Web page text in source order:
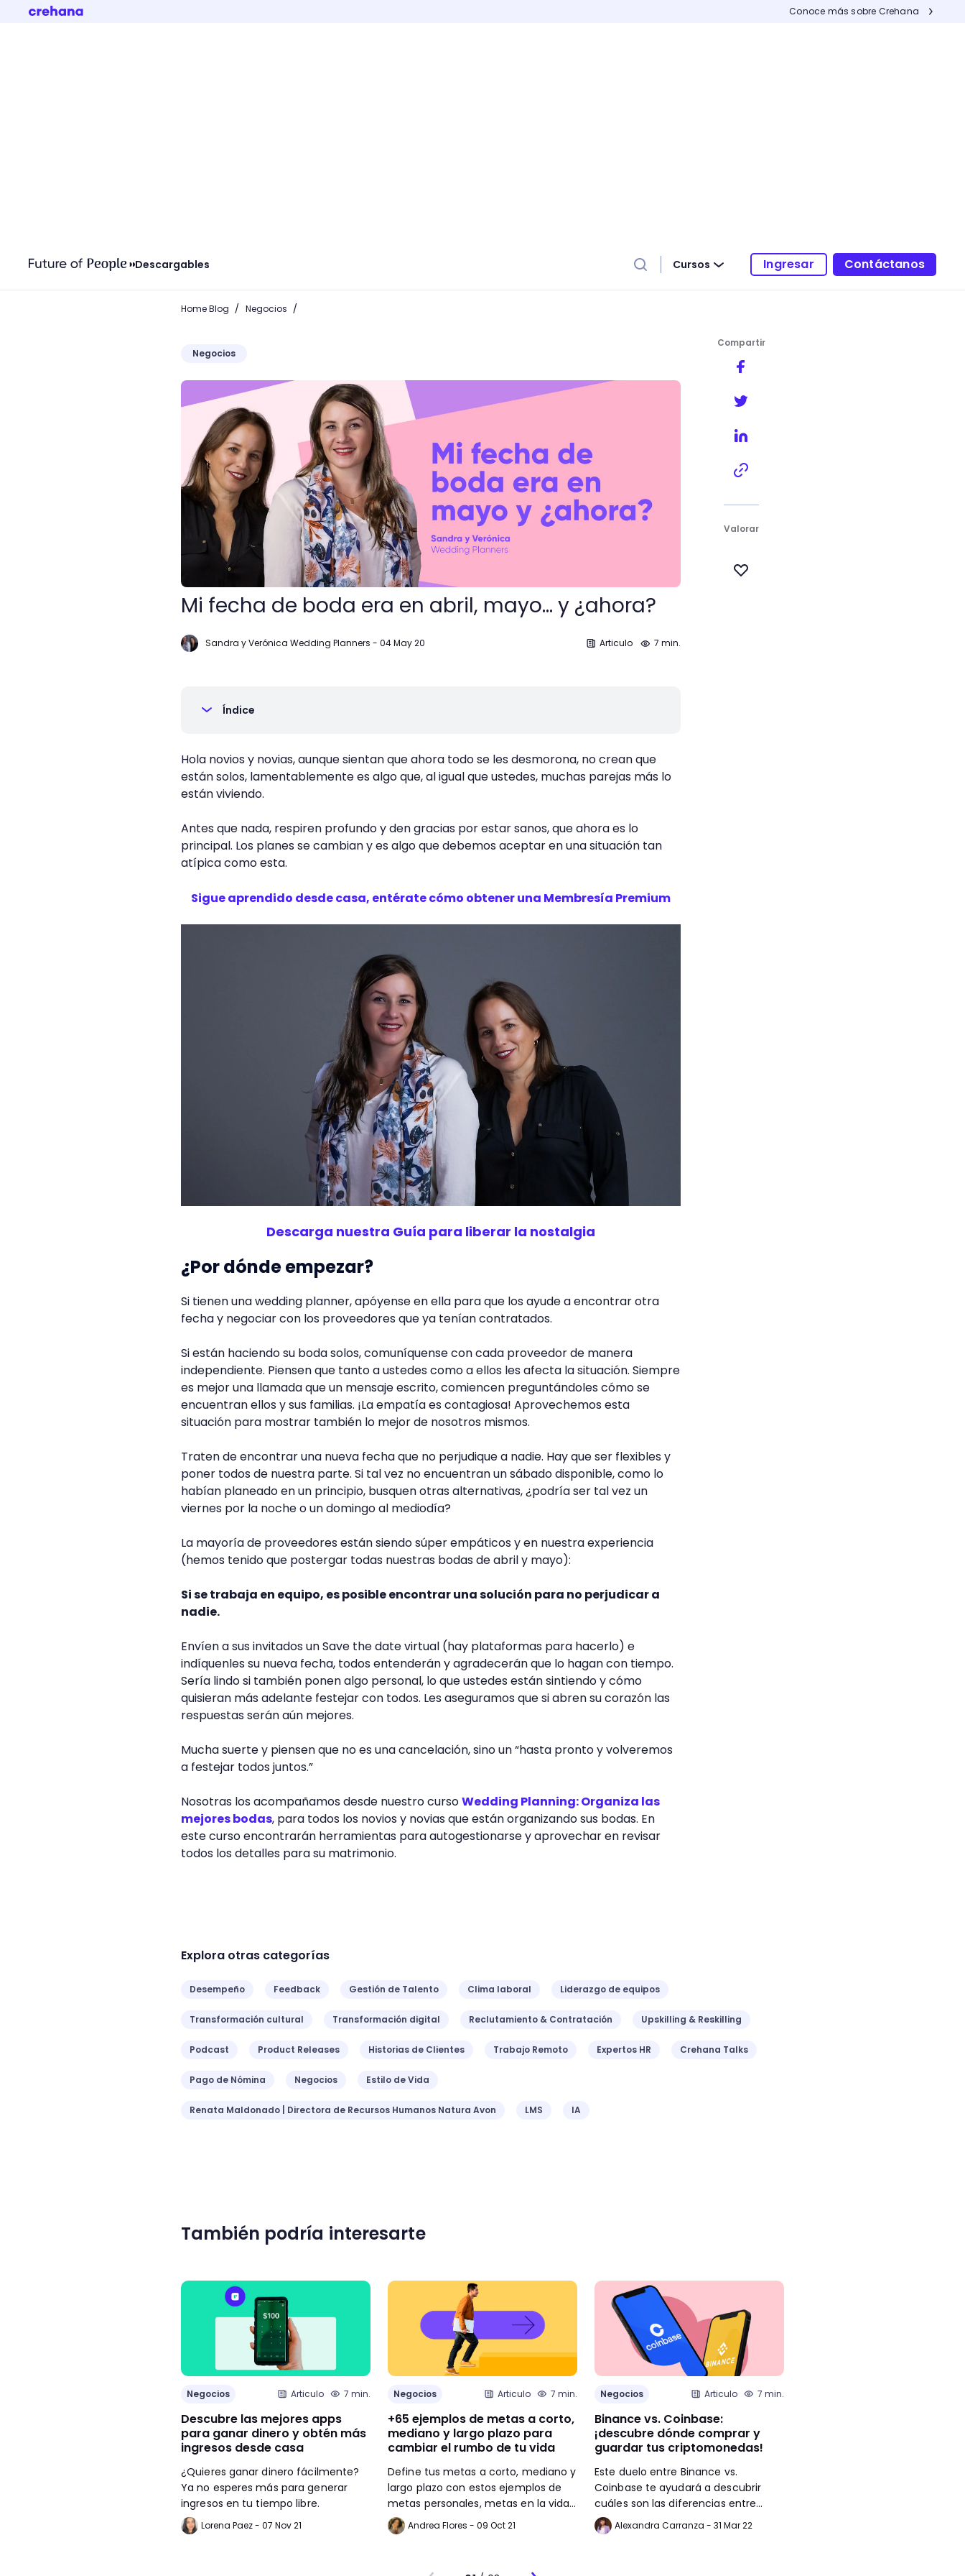
Conoce más sobre Crehana
Descargables Cursos Ingresar Contáctanos
Home Blog / Negocios /
Negocios
Mi fecha de boda era en abril, mayo… y ¿ahora?
Mi fecha de boda era en abril, mayo… y ¿ahora?
Sandra y Verónica Wedding Planners - 04 May 20 Articulo 7 min.
Índice
Hola novios y novias, aunque sientan que ahora todo se les desmorona, no crean que
están solos, lamentablemente es algo que, al igual que ustedes, muchas parejas más lo
están viviendo.
Antes que nada, respiren profundo y den gracias por estar sanos, que ahora es lo
principal. Los planes se cambian y es algo que debemos aceptar en una situación tan
atípica como esta.
Sigue aprendido desde casa, entérate cómo obtener una Membresía Premium
Descarga nuestra Guía para liberar la nostalgia
¿Por dónde empezar?
Si tienen una wedding planner, apóyense en ella para que los ayude a encontrar otra
fecha y negociar con los proveedores que ya tenían contratados.
Si están haciendo su boda solos, comuníquense con cada proveedor de manera
independiente. Piensen que tanto a ustedes como a ellos les afecta la situación. Siempre
es mejor una llamada que un mensaje escrito, comiencen preguntándoles cómo se
encuentran ellos y sus familias. ¡La empatía es contagiosa! Aprovechemos esta
situación para mostrar también lo mejor de nosotros mismos.
Traten de encontrar una nueva fecha que no perjudique a nadie. Hay que ser flexibles y
poner todos de nuestra parte. Si tal vez no encuentran un sábado disponible, como lo
habían planeado en un principio, busquen otras alternativas, ¿podría ser tal vez un
viernes por la noche o un domingo al mediodía?
La mayoría de proveedores están siendo súper empáticos y en nuestra experiencia
(hemos tenido que postergar todas nuestras bodas de abril y mayo):
Si se trabaja en equipo, es posible encontrar una solución para no perjudicar a
nadie.
Envíen a sus invitados un Save the date virtual (hay plataformas para hacerlo) e
indíquenles su nueva fecha, todos entenderán y agradecerán que lo hagan con tiempo.
Sería lindo si también ponen algo personal, lo que ustedes están sintiendo y cómo
quisieran más adelante festejar con todos. Les aseguramos que si abren su corazón las
respuestas serán aún mejores.
Mucha suerte y piensen que no es una cancelación, sino un “hasta pronto y volveremos
a festejar todos juntos.”
Nosotras los acompañamos desde nuestro cursoWedding Planning: Organiza las
mejores bodas, para todos los novios y novias que están organizando sus bodas. En
este curso encontrarán herramientas para autogestionarse y aprovechar en revisar
todos los detalles para su matrimonio.
Compartir
Valorar
Explora otras categorías
Desempeño Feedback Gestión de Talento Clima laboral Liderazgo de equipos
Transformación cultural Transformación digital Reclutamiento & Contratación Upskilling & Reskilling
Podcast Product Releases Historias de Clientes Trabajo Remoto Expertos HR Crehana Talks
Pago de Nómina Negocios Estilo de Vida
Renata Maldonado | Directora de Recursos Humanos Natura Avon LMS IA
También podría interesarte
Negocios Articulo 7 min.
Descubre las mejores apps
para ganar dinero y obtén más
ingresos desde casa
¿Quieres ganar dinero fácilmente?
Ya no esperes más para generar
ingresos en tu tiempo libre.
Lorena Paez - 07 Nov 21
Negocios Articulo 7 min.
+65 ejemplos de metas a corto,
mediano y largo plazo para
cambiar el rumbo de tu vida
Define tus metas a corto, mediano y
largo plazo con estos ejemplos de
metas personales, metas en la vida,
metas laborales y más.
Andrea Flores - 09 Oct 21
Negocios Articulo 7 min.
Binance vs. Coinbase:
¡descubre dónde comprar y
guardar tus criptomonedas!
Este duelo entre Binance vs.
Coinbase te ayudará a descubrir
cuáles son las diferencias entre
Coinbase y Binance para escoger la
mejor.
Alexandra Carranza - 31 Mar 22